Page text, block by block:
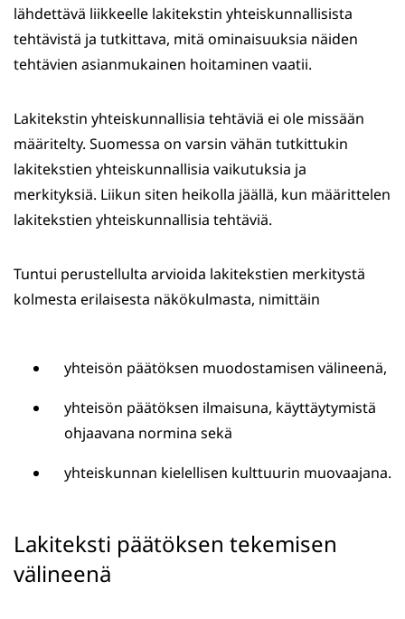
lähdettävä liikkeelle lakitekstin yhteiskunnallisista
tehtävistä ja tutkittava, mitä ominaisuuksia näiden
tehtävien asianmukainen hoitaminen vaatii.
Lakitekstin yhteiskunnallisia tehtäviä ei ole missään
määritelty. Suomessa on varsin vähän tutkittukin
lakitekstien yhteiskunnallisia vaikutuksia ja
merkityksiä. Liikun siten heikolla jäällä, kun määrittelen
lakitekstien yhteiskunnallisia tehtäviä.
Tuntui perustellulta arvioida lakitekstien merkitystä
kolmesta erilaisesta näkökulmasta, nimittäin
yhteisön päätöksen muodostamisen välineenä,
yhteisön päätöksen ilmaisuna, käyttäytymistä
ohjaavana normina sekä
yhteiskunnan kielellisen kulttuurin muovaajana.
Lakiteksti päätöksen tekemisen
välineenä